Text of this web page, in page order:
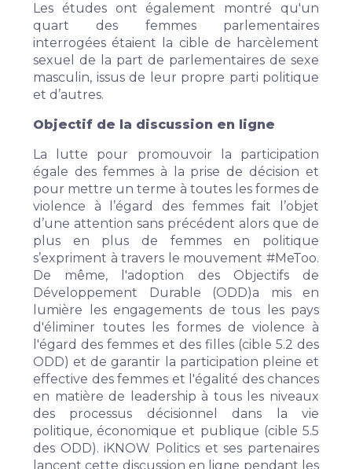
Les études ont également montré qu'un
quart des femmes parlementaires
interrogées étaient la cible de harcèlement
sexuel de la part de parlementaires de sexe
masculin, issus de leur propre parti politique
et d’autres.
Objectif de la discussion en ligne
La lutte pour promouvoir la participation
égale des femmes à la prise de décision et
pour mettre un terme à toutes les formes de
violence à l’égard des femmes fait l’objet
d’une attention sans précédent alors que de
plus en plus de femmes en politique
s’expriment à travers le mouvement #MeToo.
De même, l'adoption des Objectifs de
Développement Durable (ODD)a mis en
lumière les engagements de tous les pays
d'éliminer toutes les formes de violence à
l'égard des femmes et des filles (cible 5.2 des
ODD) et de garantir la participation pleine et
effective des femmes et l'égalité des chances
en matière de leadership à tous les niveaux
des processus décisionnel dans la vie
politique, économique et publique (cible 5.5
des ODD). iKNOW Politics et ses partenaires
lancent cette discussion en ligne pendant les